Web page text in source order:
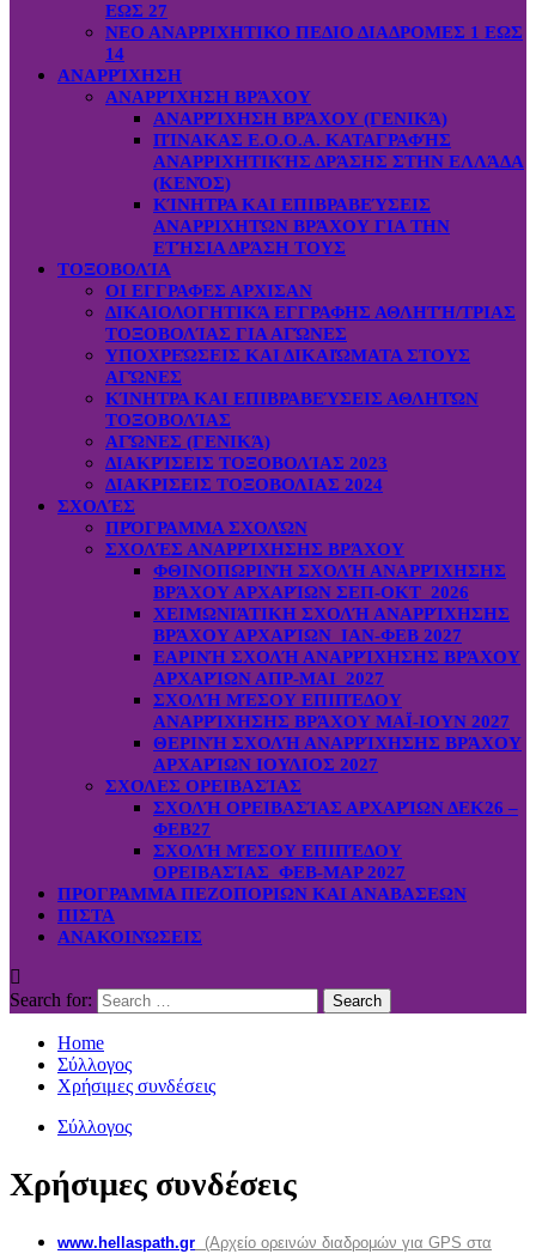
ΕΩΣ 27
ΝΕΟ ΑΝΑΡΡΙΧΗΤΙΚΟ ΠΕΔΙΟ ΔΙΑΔΡΟΜΕΣ 1 ΕΩΣ
14
ΑΝΑΡΡΊΧΗΣΗ
ΑΝΑΡΡΊΧΗΣΗ ΒΡΆΧΟΥ
ΑΝΑΡΡΊΧΗΣΗ ΒΡΆΧΟΥ (ΓΕΝΙΚΆ)
ΠΊΝΑΚΑΣ Ε.Ο.Ο.Α. ΚΑΤΑΓΡΑΦΉΣ
ΑΝΑΡΡΙΧΗΤΙΚΉΣ ΔΡΆΣΗΣ ΣΤΗΝ ΕΛΛΆΔΑ
(ΚΕΝΌΣ)
ΚΊΝΗΤΡΑ ΚΑΙ ΕΠΙΒΡΑΒΕΎΣΕΙΣ
ΑΝΑΡΡΙΧΗΤΏΝ ΒΡΆΧΟΥ ΓΙΑ ΤΗΝ
ΕΤΉΣΙΑ ΔΡΆΣΗ ΤΟΥΣ
ΤΟΞΟΒΟΛΊΑ
ΟΙ ΕΓΓΡΑΦΕΣ ΑΡΧΙΣΑΝ
ΔΙΚΑΙΟΛΟΓΗΤΙΚΆ ΕΓΓΡΑΦΗΣ ΑΘΛΗΤΉ/ΤΡΙΑΣ
ΤΟΞΟΒΟΛΊΑΣ ΓΙΑ ΑΓΏΝΕΣ
ΥΠΟΧΡΕΏΣΕΙΣ ΚΑΙ ΔΙΚΑΙΏΜΑΤΑ ΣΤΟΥΣ
ΑΓΏΝΕΣ
ΚΊΝΗΤΡΑ ΚΑΙ ΕΠΙΒΡΑΒΕΎΣΕΙΣ ΑΘΛΗΤΏΝ
ΤΟΞΟΒΟΛΊΑΣ
ΑΓΏΝΕΣ (ΓΕΝΙΚΆ)
ΔΙΑΚΡΊΣΕΙΣ ΤΟΞΟΒΟΛΊΑΣ 2023
ΔΙΑΚΡΙΣΕΙΣ ΤΟΞΟΒΟΛΙΑΣ 2024
ΣΧΟΛΈΣ
ΠΡΌΓΡΑΜΜΑ ΣΧΟΛΏΝ
ΣΧΟΛΈΣ ΑΝΑΡΡΊΧΗΣΗΣ ΒΡΆΧΟΥ
ΦΘΙΝΟΠΩΡΙΝΉ ΣΧΟΛΉ ΑΝΑΡΡΊΧΗΣΗΣ
ΒΡΆΧΟΥ ΑΡΧΑΡΊΩΝ ΣΕΠ-ΟΚΤ 2026
ΧΕΙΜΩΝΙΆΤΙΚΗ ΣΧΟΛΉ ΑΝΑΡΡΊΧΗΣΗΣ
ΒΡΆΧΟΥ ΑΡΧΑΡΊΩΝ ΙΑΝ-ΦΕΒ 2027
ΕΑΡΙΝΉ ΣΧΟΛΉ ΑΝΑΡΡΊΧΗΣΗΣ ΒΡΆΧΟΥ
ΑΡΧΑΡΊΩΝ ΑΠΡ-ΜΑΙ 2027
ΣΧΟΛΉ ΜΈΣΟΥ ΕΠΙΠΈΔΟΥ
ΑΝΑΡΡΊΧΗΣΗΣ ΒΡΆΧΟΥ ΜΑΪ-ΙΟΥΝ 2027
ΘΕΡΙΝΉ ΣΧΟΛΉ ΑΝΑΡΡΊΧΗΣΗΣ ΒΡΆΧΟΥ
ΑΡΧΑΡΊΩΝ ΙΟΥΛΙΟΣ 2027
ΣΧΟΛΕΣ ΟΡΕΙΒΑΣΊΑΣ
ΣΧΟΛΉ ΟΡΕΙΒΑΣΊΑΣ ΑΡΧΑΡΊΩΝ ΔΕΚ26 –
ΦΕΒ27
ΣΧΟΛΉ ΜΈΣΟΥ ΕΠΙΠΈΔΟΥ
ΟΡΕΙΒΑΣΊΑΣ ΦΕΒ-ΜΑΡ 2027
ΠΡΟΓΡΑΜΜΑ ΠΕΖΟΠΟΡΙΩΝ ΚΑΙ ΑΝΑΒΑΣΕΩΝ
ΠΙΣΤΑ
ΑΝΑΚΟΙΝΏΣΕΙΣ
Search for:
Home
Σύλλογος
Χρήσιμες συνδέσεις
Σύλλογος
Χρήσιμες συνδέσεις
www.hellaspath.gr (Αρχείο ορεινών διαδρομών για GPS στα